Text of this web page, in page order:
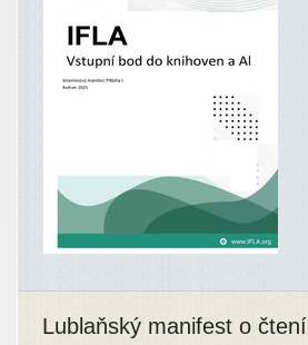
Lublaňský manifest o čtení